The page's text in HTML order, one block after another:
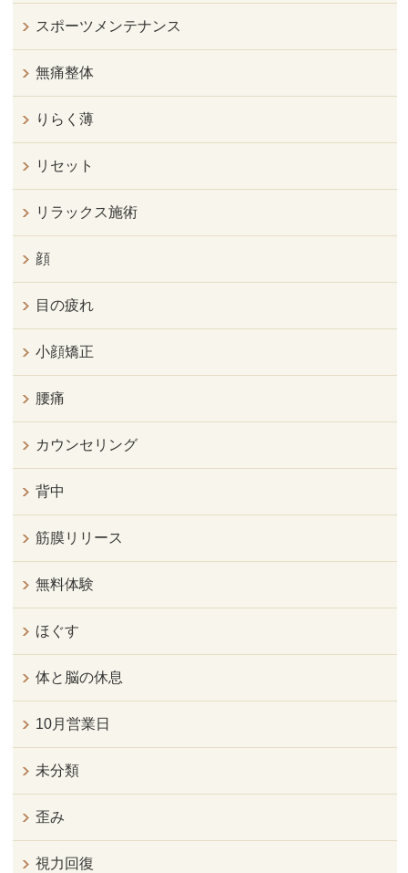
スポーツメンテナンス
無痛整体
りらく薄
リセット
リラックス施術
顔
目の疲れ
小顔矯正
腰痛
カウンセリング
背中
筋膜リリース
無料体験
ほぐす
体と脳の休息
10月営業日
未分類
歪み
視力回復